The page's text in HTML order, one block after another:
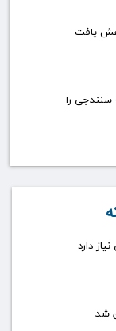
یافت
کودک ۳ ساله سنندجی را
دارد
شد